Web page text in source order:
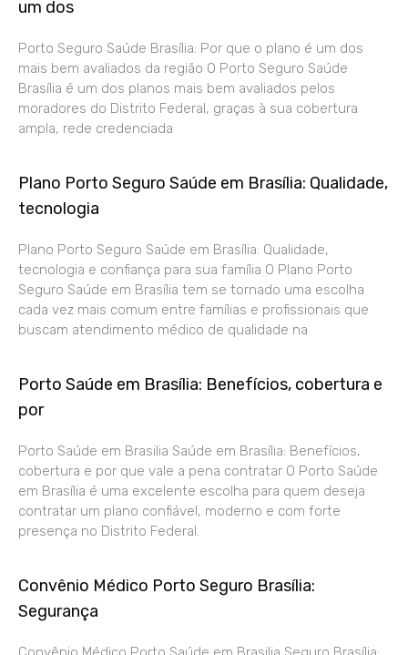
um dos
Porto Seguro Saúde Brasília: Por que o plano é um dos
mais bem avaliados da região O Porto Seguro Saúde
Brasília é um dos planos mais bem avaliados pelos
moradores do Distrito Federal, graças à sua cobertura
ampla, rede credenciada
Plano Porto Seguro Saúde em Brasília: Qualidade,
tecnologia
Plano Porto Seguro Saúde em Brasília: Qualidade,
tecnologia e confiança para sua família O Plano Porto
Seguro Saúde em Brasília tem se tornado uma escolha
cada vez mais comum entre famílias e profissionais que
buscam atendimento médico de qualidade na
Porto Saúde em Brasília: Benefícios, cobertura e
por
Porto Saúde em Brasilia Saúde em Brasília: Benefícios,
cobertura e por que vale a pena contratar O Porto Saúde
em Brasília é uma excelente escolha para quem deseja
contratar um plano confiável, moderno e com forte
presença no Distrito Federal.
Convênio Médico Porto Seguro Brasília:
Segurança